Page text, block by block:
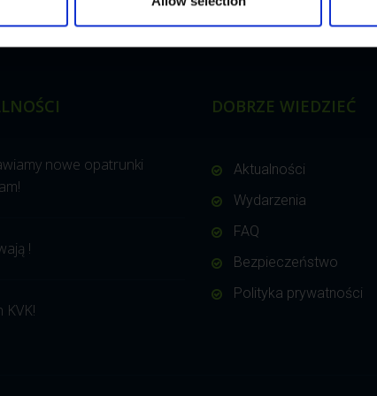
nowe opatrunki
!
KVK!
DOBRZE WIEDZIEĆ
Aktualności
Wydarzenia
FAQ
Bezpieczeństwo
Polityka prywatności